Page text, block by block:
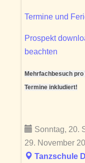
Termine und
Prospekt
beachten
Mehrfachbesuch
Termine inkludiert!
Sonntag, 20.
29. November
Tanzschule